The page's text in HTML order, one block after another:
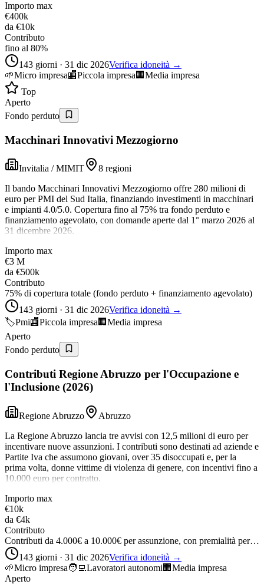
Importo max
€400k
da €10k
Contributo
fino al 80%
143 giorni · 31 dic 2026Verifica idoneità →
🌱Micro impresa🏬Piccola impresa 🏢 Media impresa
Top
Aperto
Fondo perduto
Macchinari Innovativi Mezzogiorno
Invitalia / MIMIT
8 regioni
Il bando Macchinari Innovativi Mezzogiorno offre 280 milioni di
euro per PMI del Sud Italia, finanziando investimenti in macchinari
e impianti 4.0/5.0. Copertura fino al 75% tra fondo perduto e
finanziamento agevolato, con domande aperte dal 1° marzo 2026 al
31 dicembre 2026.
Importo max
€3 M
da €500k
Contributo
75% di copertura totale (fondo perduto + finanziamento agevolato)
143 giorni · 31 dic 2026Verifica idoneità →
🏷️Pmi🏬Piccola impresa🏢 Media impresa
Aperto
Fondo perduto
Contributi Regione Abruzzo per l'Occupazione e
l'Inclusione (2026)
Regione Abruzzo
Abruzzo
La Regione Abruzzo lancia tre avvisi con 12,5 milioni di euro per
incentivare nuove assunzioni. I contributi sono destinati ad aziende e
Partite Iva che assumono giovani, over 35 disoccupati e, per la
prima volta, donne vittime di violenza di genere, con incentivi fino a
10.000 euro per contratto.
Importo max
€10k
da €4k
Contributo
Contributi da 4.000€ a 10.000€ per assunzione, con premialità per…
143 giorni · 31 dic 2026Verifica idoneità →
🌱Micro impresa🧑‍💻Lavoratori autonomi 🏢 Media impresa
Aperto